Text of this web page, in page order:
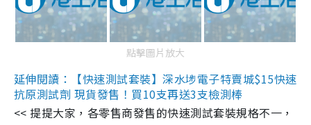
點擊圖片放大
延伸閱讀：【快速測試套裝】深水埗電子特賣城$15快速
抗原測試劑 現貨發售！買10支再送3支檢測棒
<< 提提大家，各零售商發售的快速測試套裝規格不一，